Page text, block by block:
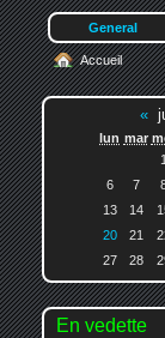
General
Accueil
«
lun mar
1
6
7
13
14
20
21
27
28
En vedette